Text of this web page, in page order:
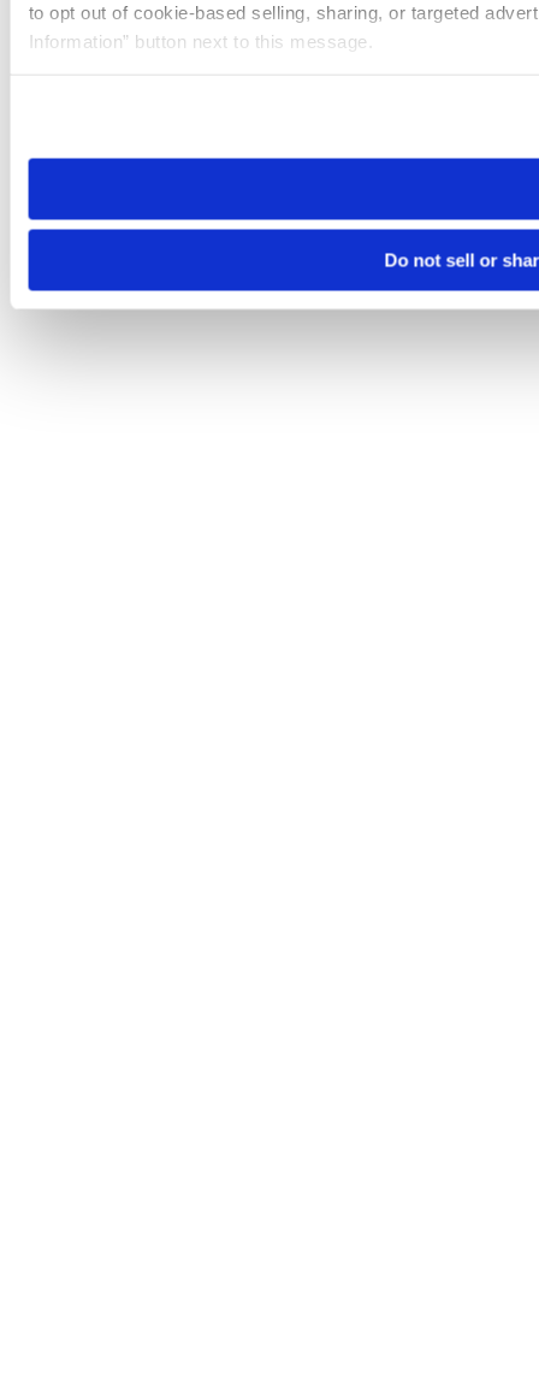
to opt out of cookie-based selling, sharing, or targeted
Information” button next to this message.
need to be set again.
Do not sell or